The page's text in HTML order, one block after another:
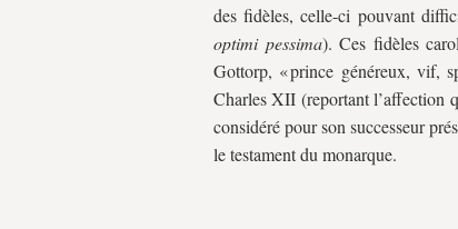
des fidèles, celle-ci pouvant
optimi pessima). Ces fidèles
Gottorp, « prince généreux, vif,
Charles XII (reportant l’affection
considéré pour son successeur
le testament du monarque.